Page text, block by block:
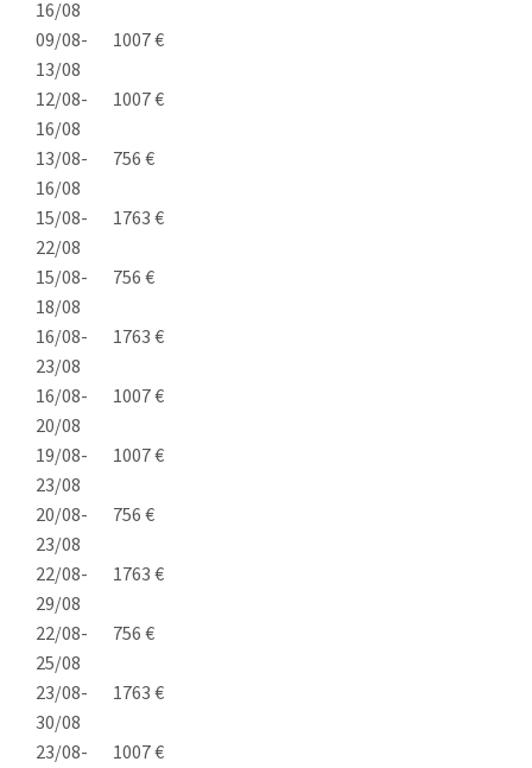
16/08
09/08-
13/08
1007 €
12/08-
16/08
1007 €
13/08-
16/08
756 €
15/08-
22/08
1763 €
15/08-
18/08
756 €
16/08-
23/08
1763 €
16/08-
20/08
1007 €
19/08-
23/08
1007 €
20/08-
23/08
756 €
22/08-
29/08
1763 €
22/08-
25/08
756 €
23/08-
30/08
1763 €
23/08-
1007 €